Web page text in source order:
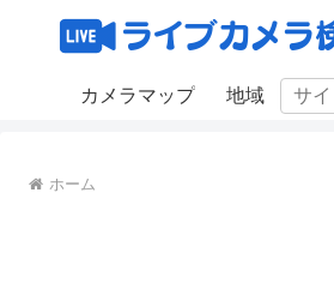
カメラマップ 地域
ホーム